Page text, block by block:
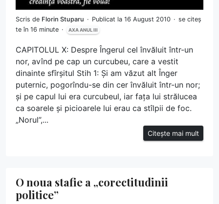
Scris de Florin Stuparu Publicat la 16 August 2010
se citeș
te în 16 minute
AXA ANUL III
CAPITOLUL X: Despre Îngerul cel învăluit într-un
nor, avînd pe cap un curcubeu, care a vestit
dinainte sfîrșitul Stih 1: Și am văzut alt Înger
puternic, pogorîndu-se din cer învăluit într-un nor;
și pe capul lui era curcubeul, iar fața lui strălucea
ca soarele și picioarele lui erau ca stîlpii de foc.
„Norul”,...
Citește mai mult
O noua stafie a „corectitudinii
politice”